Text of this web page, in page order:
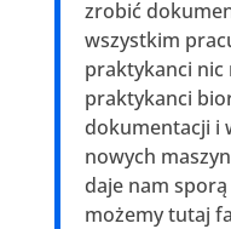
zrobić
wszystkim
praktykanci nic
praktykanci
dokumentacji i
nowych
daje nam
możemy tutaj